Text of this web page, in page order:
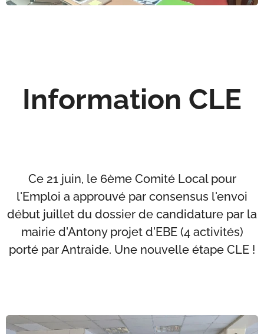
Information CLE
Ce 21 juin, le 6ème Comité Local pour
l'Emploi a approuvé par consensus l'envoi
début juillet du dossier de candidature par la
mairie d'Antony projet d'EBE (4 activités)
porté par Antraide. Une nouvelle étape CLE !